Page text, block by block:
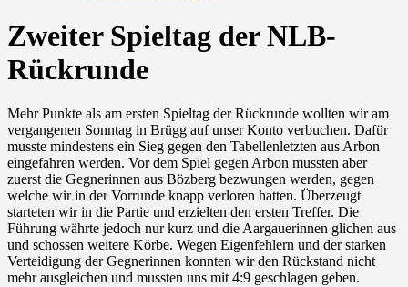
Zweiter Spieltag der NLB-
Rückrunde
Mehr Punkte als am ersten Spieltag der Rückrunde wollten wir am
vergangenen Sonntag in Brügg auf unser Konto verbuchen. Dafür
musste mindestens ein Sieg gegen den Tabellenletzten aus Arbon
eingefahren werden. Vor dem Spiel gegen Arbon mussten aber
zuerst die Gegnerinnen aus Bözberg bezwungen werden, gegen
welche wir in der Vorrunde knapp verloren hatten. Überzeugt
starteten wir in die Partie und erzielten den ersten Treffer. Die
Führung währte jedoch nur kurz und die Aargauerinnen glichen aus
und schossen weitere Körbe. Wegen Eigenfehlern und der starken
Verteidigung der Gegnerinnen konnten wir den Rückstand nicht
mehr ausgleichen und mussten uns mit 4:9 geschlagen geben.